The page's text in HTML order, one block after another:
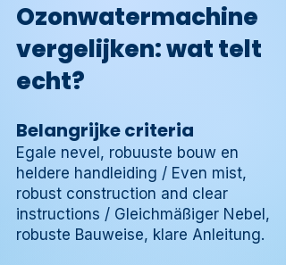
Ozonwatermachine
vergelijken: wat telt
echt?
Belangrijke criteria
Egale nevel, robuuste bouw en
heldere handleiding / Even mist,
robust construction and clear
instructions / Gleichmäßiger Nebel,
robuste Bauweise, klare Anleitung.